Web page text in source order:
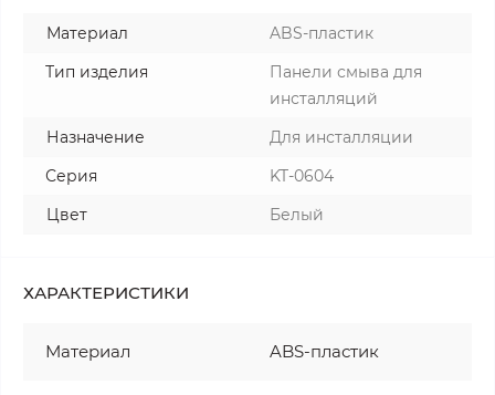
Материал
ABS-пластик
Тип изделия
Панели смыва для
инсталляций
Назначение
Для инсталляции
Серия
KT-0604
Цвет
Белый
ХАРАКТЕРИСТИКИ
Материал ABS-пластик